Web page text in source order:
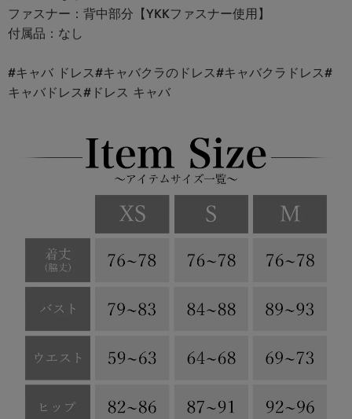
ファスナー：背中部分【YKKファスナー使用】
付属品：なし
#キャバ ドレス#キャバクラのドレス#キャバクラドレス#
キャバドレス#ドレス キャバ